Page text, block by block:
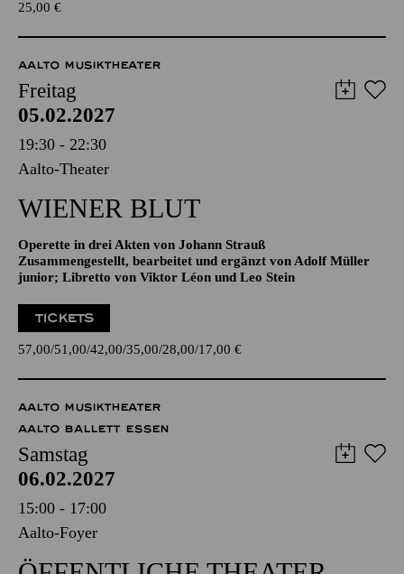
25,00€
AALTO MUSIKTHEATER
Freitag
05.02.2027
19:30 - 22:30
WIENER BLUT
Zusammengestellt, bearbeitet und ergänzt von Adolf Müller
junior; Libretto von Viktor Léon und Leo Stein
57,00 51,00 42,00 35,00
AALTO MUSIKTHEATER
AALTO BALLETT ESSEN
Samstag
06.02.2027
15:00 - 17:00